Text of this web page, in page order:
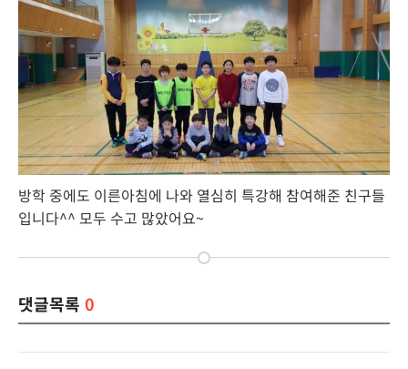
방학 중에도 이른아침에 나와 열심히 특강해 참여해준 친구들
입니다^^ 모두 수고 많았어요~
댓글목록 0